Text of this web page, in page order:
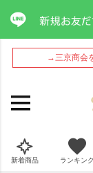
→三京商会
新着商品 ランキン